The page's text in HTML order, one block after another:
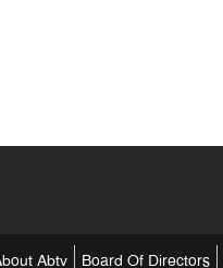
Abtv Board Of Directors